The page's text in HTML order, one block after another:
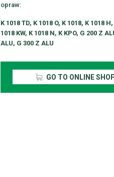
opraw:
K 1018 TD, K 1018 O, K 1018, K 1018
1018 KW, K 1018 N, K KPO, G 200 Z
ALU, G 300 Z ALU
GO TO ONLINE